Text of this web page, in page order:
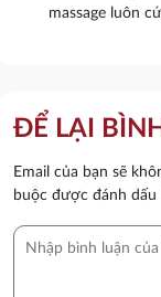
massage luôn
ĐỂ LẠI
Email của bạn sẽ
buộc được đánh dấu